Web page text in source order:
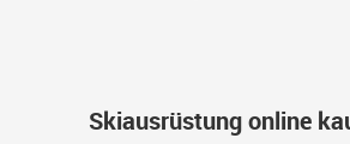
Skiausrüstung online